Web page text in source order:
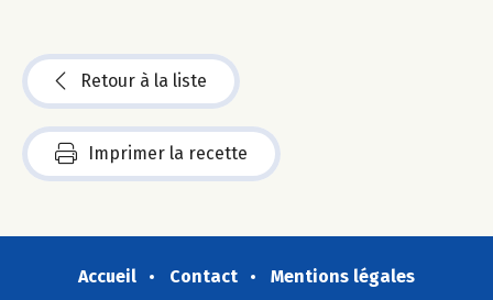
Retour à la liste
Imprimer la recette
Accueil Contact
Mentions légales